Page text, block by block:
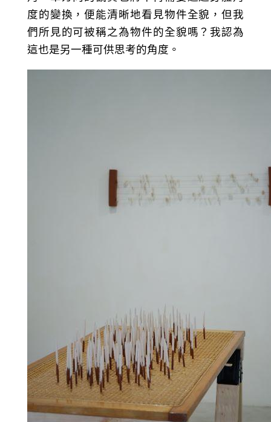
度的變換，便能清晰地看見物件全貌，但我
們所見的可被稱之為物件的全貌嗎？我認為
這也是另一種可供思考的角度。